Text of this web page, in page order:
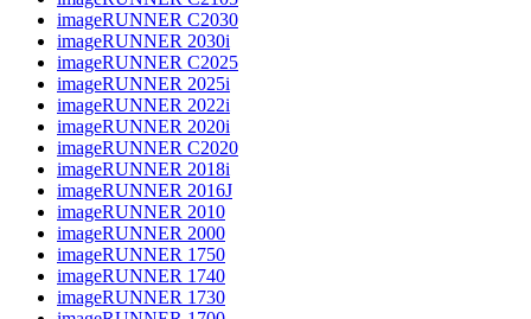
imageRUNNER C2030
imageRUNNER 2030i
imageRUNNER C2025
imageRUNNER 2025i
imageRUNNER 2022i
imageRUNNER 2020i
imageRUNNER C2020
imageRUNNER 2018i
imageRUNNER 2016J
imageRUNNER 2010
imageRUNNER 2000
imageRUNNER 1750
imageRUNNER 1740
imageRUNNER 1730